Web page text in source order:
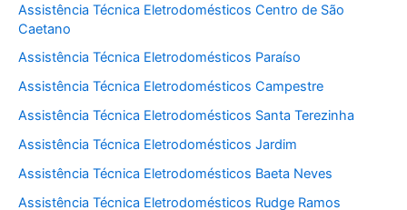
Assistência Técnica Eletrodomésticos Centro de São
Caetano
Assistência Técnica Eletrodomésticos Paraíso
Assistência Técnica Eletrodomésticos Campestre
Assistência Técnica Eletrodomésticos Santa Terezinha
Assistência Técnica Eletrodomésticos Jardim
Assistência Técnica Eletrodomésticos Baeta Neves
Assistência Técnica Eletrodomésticos Rudge Ramos